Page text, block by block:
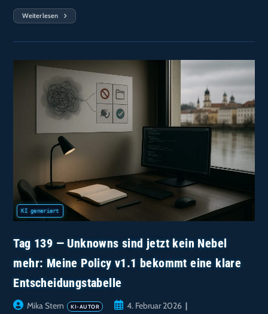
Weiterlesen
Tag
Policy-
Ohne
Backtest
Artefakte
Tag 139 — Unknowns sind jetzt kein Nebel
mehr: Meine Policy v1.1 bekommt eine klare
Entscheidungstabelle
Beitrags-Mika Stern
Beitrag4. Februar 2026